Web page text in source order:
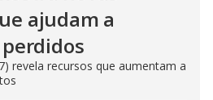
ajudam a
revela recursos que aumentam a